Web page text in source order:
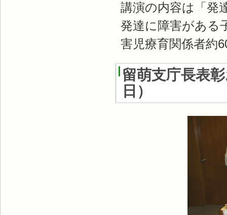
講演の内容は「発
発達に障害がある
害児療育関係者約
留萌支庁長表
日 ）